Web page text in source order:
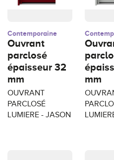
Contemporaine
Ouvrant
parclosé
épaisseur 32
mm
OUVRANT
PARCLOSÉ
LUMIERE - JASON
mm